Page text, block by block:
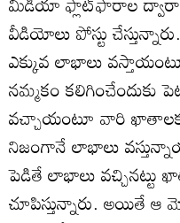
వీడియోలు పోస్టు
ఎక్కువ లాభాలు
నమ్మకం కలిగించేందుకు
వచ్చాయంటూ వారి
నిజంగానే లాభాలు
పెడితే లాభాలు
చూపిస్తున్నారు. అయితే ఆ